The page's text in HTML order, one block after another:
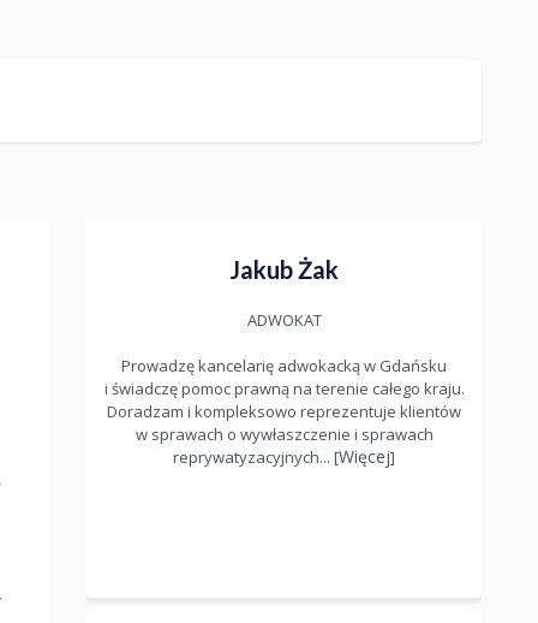
Jakub Żak
ADWOKAT
Prowadzę kancelarię adwokacką w Gdańsku
i świadczę pomoc prawną na terenie całego kraju.
Doradzam i kompleksowo reprezentuje klientów
w sprawach o wywłaszczenie i sprawach
reprywatyzacyjnych... [Więcej]